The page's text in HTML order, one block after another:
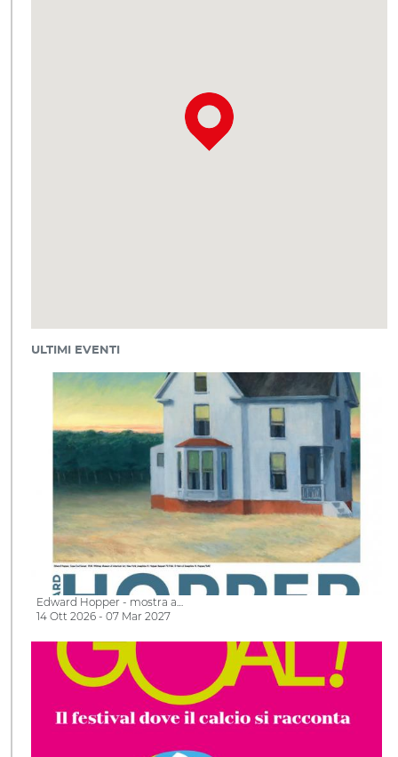
ULTIMI EVENTI
Edward Hopper - mostra a…
14 Ott 2026 - 07 Mar 2027